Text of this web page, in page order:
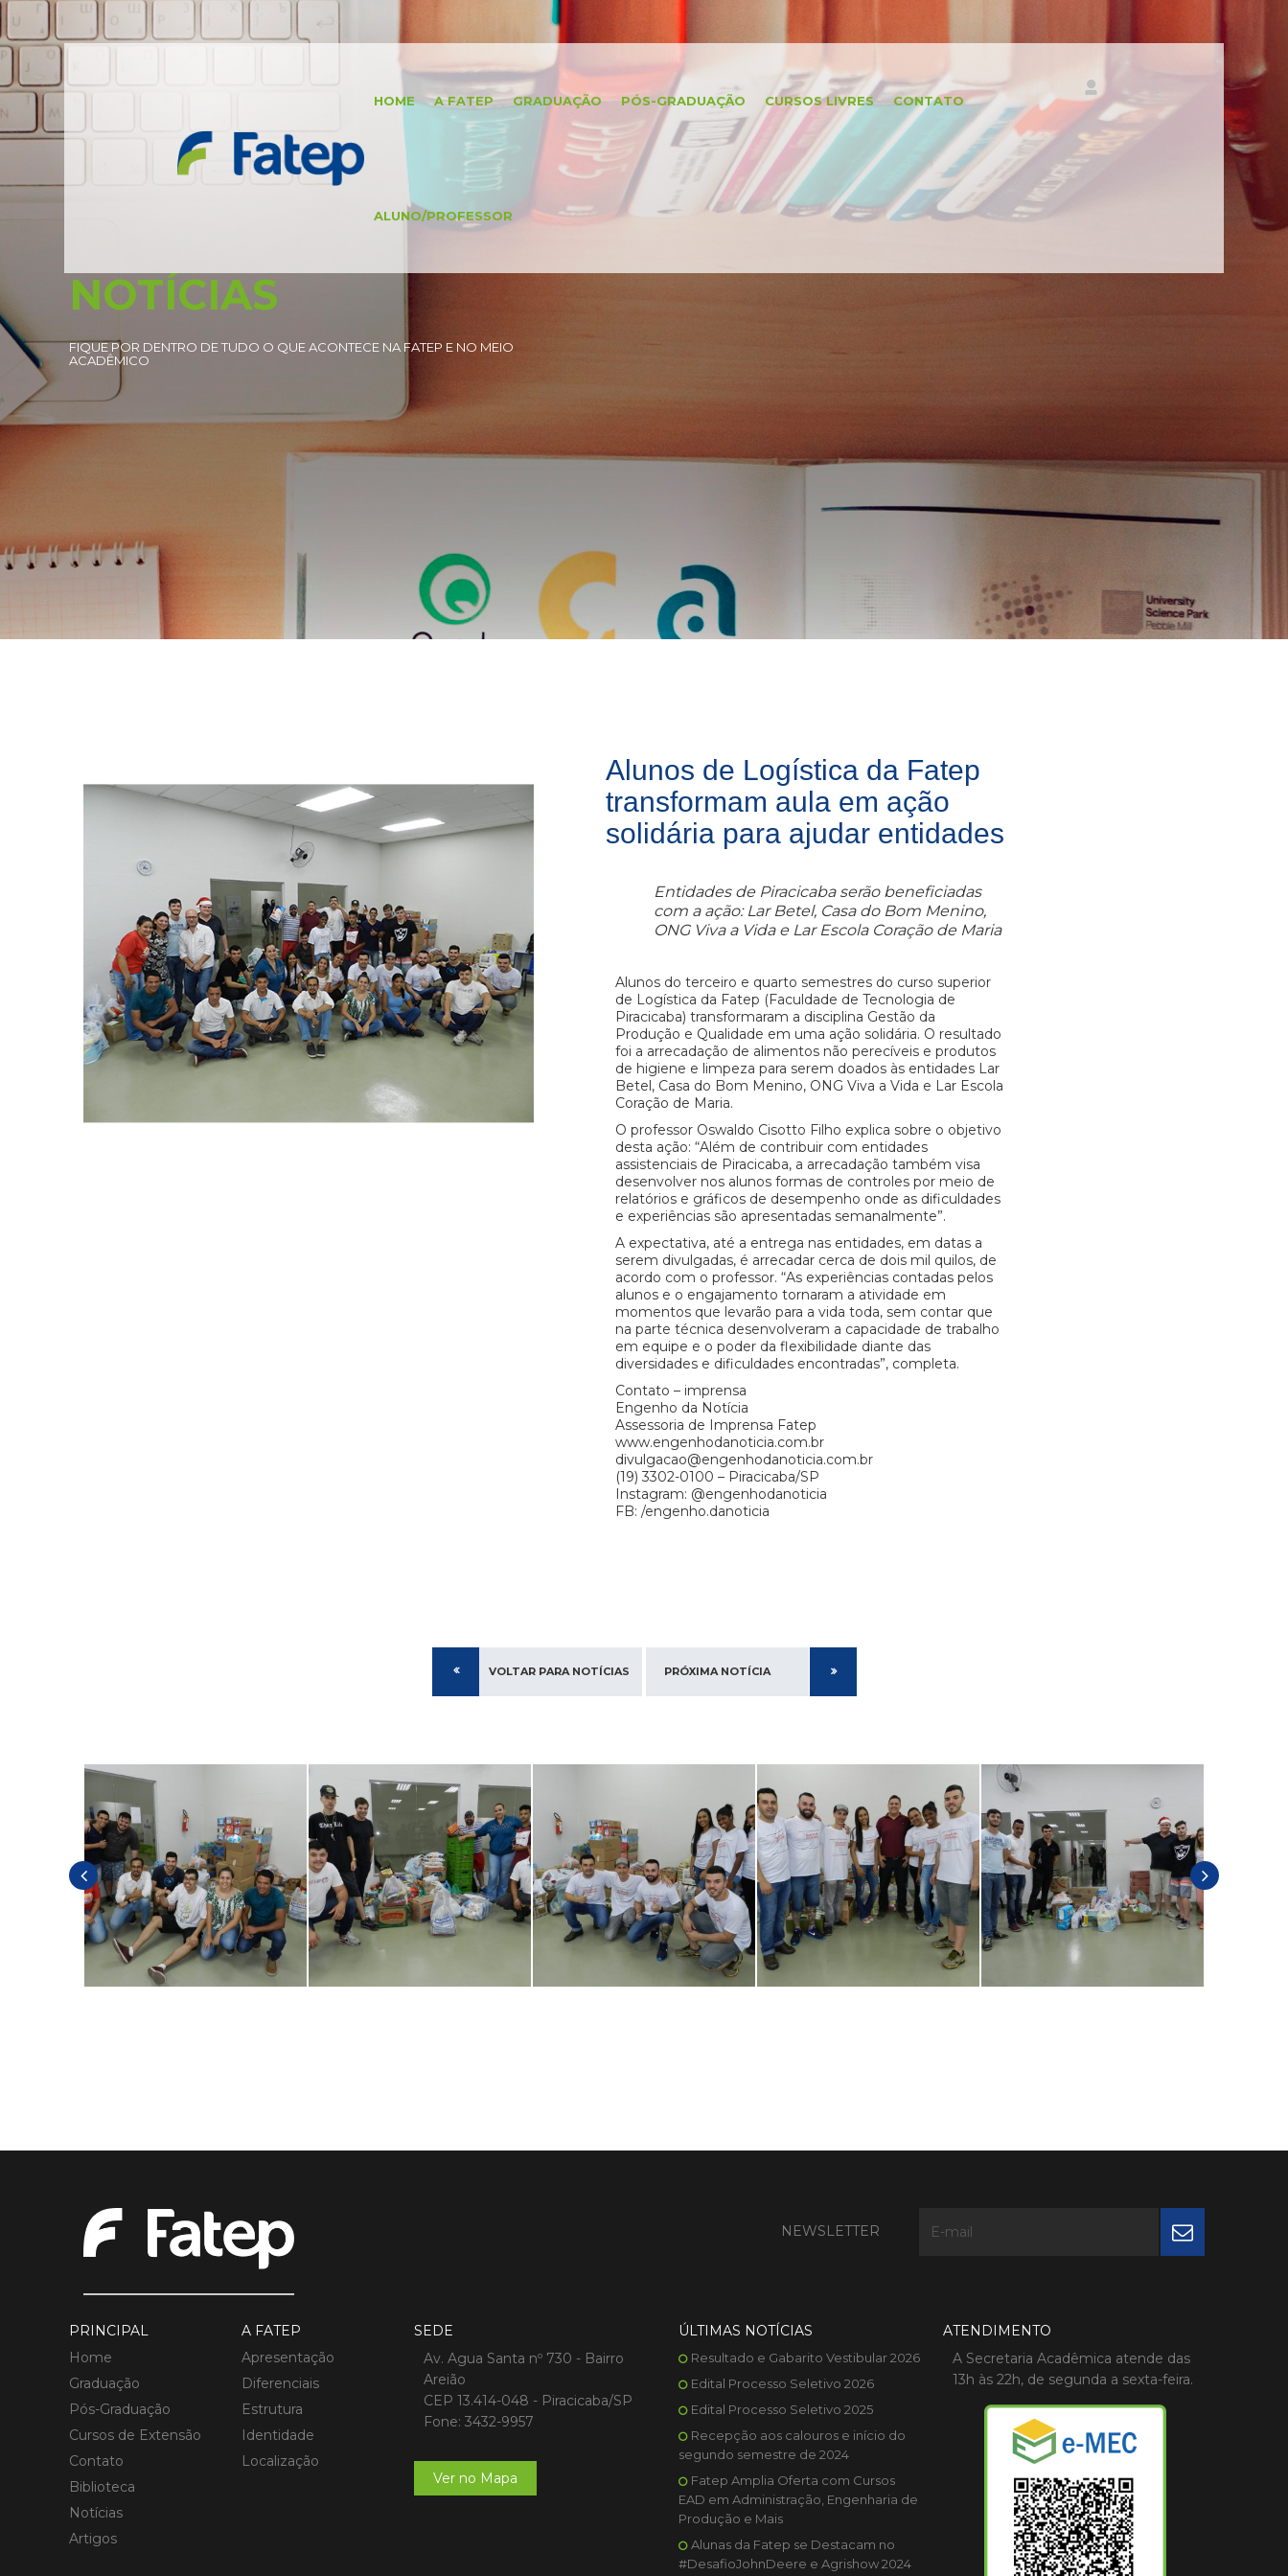
HOME A FATEP GRADUAÇÃO PÓS-GRADUAÇÃO CURSOS LIVRES CONTATO
ALUNO/PROFESSOR
NOTÍCIAS
FIQUE POR DENTRO DE TUDO O QUE ACONTECE NA FATEP E NO MEIO
ACADÊMICO
Alunos de Logística da Fatep
transformam aula em ação
solidária para ajudar entidades
Entidades de Piracicaba serão beneficiadas
com a ação: Lar Betel, Casa do Bom Menino,
ONG Viva a Vida e Lar Escola Coração de Maria
Alunos do terceiro e quarto semestres do curso superior
de Logística da Fatep (Faculdade de Tecnologia de
Piracicaba) transformaram a disciplina Gestão da
Produção e Qualidade em uma ação solidária. O resultado
foi a arrecadação de alimentos não perecíveis e produtos
de higiene e limpeza para serem doados às entidades Lar
Betel, Casa do Bom Menino, ONG Viva a Vida e Lar Escola
Coração de Maria.
O professor Oswaldo Cisotto Filho explica sobre o objetivo
desta ação: “Além de contribuir com entidades
assistenciais de Piracicaba, a arrecadação também visa
desenvolver nos alunos formas de controles por meio de
relatórios e gráficos de desempenho onde as dificuldades
e experiências são apresentadas semanalmente”.
A expectativa, até a entrega nas entidades, em datas a
serem divulgadas, é arrecadar cerca de dois mil quilos, de
acordo com o professor. “As experiências contadas pelos
alunos e o engajamento tornaram a atividade em
momentos que levarão para a vida toda, sem contar que
na parte técnica desenvolveram a capacidade de trabalho
em equipe e o poder da flexibilidade diante das
diversidades e dificuldades encontradas”, completa.
Contato – imprensa
Engenho da Notícia
Assessoria de Imprensa Fatep
www.engenhodanoticia.com.br
divulgacao@engenhodanoticia.com.br
(19) 3302-0100 – Piracicaba/SP
Instagram: @engenhodanoticia
FB: /engenho.danoticia
VOLTAR PARA NOTÍCIAS PRÓXIMA NOTÍCIA
NEWSLETTER
PRINCIPAL
Home
Graduação
Pós-Graduação
Cursos de Extensão
Contato
Biblioteca
Notícias
Artigos
A FATEP
Apresentação
Diferenciais
Estrutura
Identidade
Localização
SEDE
Av. Agua Santa nº 730 - Bairro
Areião
CEP 13.414-048 - Piracicaba/SP
Fone: 3432-9957
Ver no Mapa
ÚLTIMAS NOTÍCIAS
Resultado e Gabarito Vestibular 2026
Edital Processo Seletivo 2026
Edital Processo Seletivo 2025
Recepção aos calouros e início do
segundo semestre de 2024
Fatep Amplia Oferta com Cursos
EAD em Administração, Engenharia de
Produção e Mais
Alunas da Fatep se Destacam no
#DesafioJohnDeere e Agrishow 2024
ATENDIMENTO
A Secretaria Acadêmica atende das
13h às 22h, de segunda a sexta-feira.